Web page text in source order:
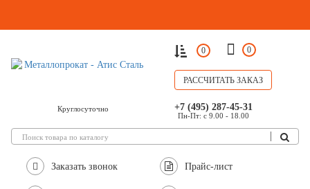
0 0
РАССЧИТАТЬ ЗАКАЗ
Круглосуточно +7 (495) 287-45-31
Пн-Пт: с 9.00 - 18.00
Заказать звонок Прайс-лист